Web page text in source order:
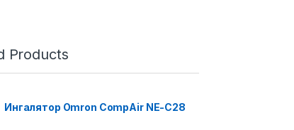
Products
Ингалятор Omron CompAir NE-C28